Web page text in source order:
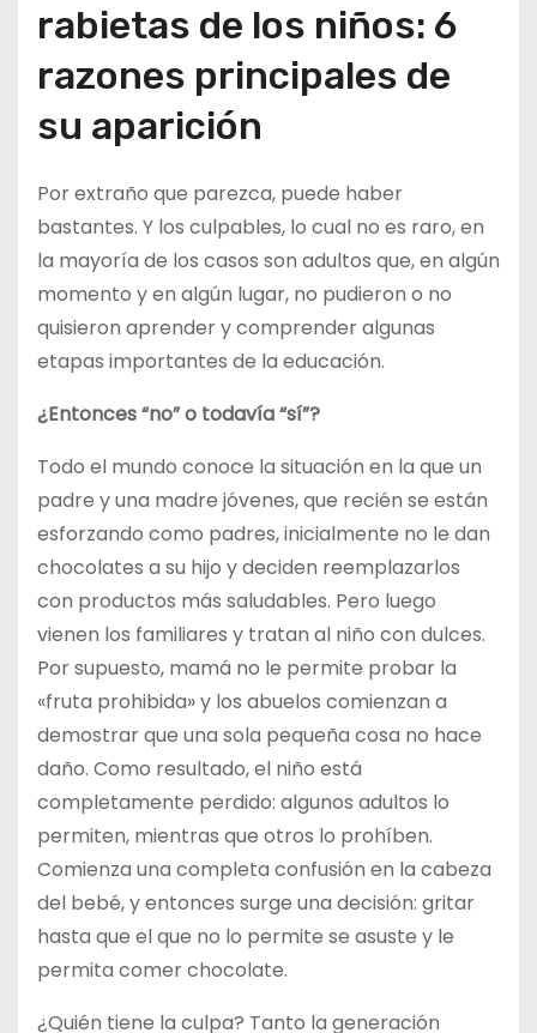
rabietas de los niños: 6
razones principales de
su aparición
Por extraño que parezca, puede haber
bastantes. Y los culpables, lo cual no es raro, en
la mayoría de los casos son adultos que, en algún
momento y en algún lugar, no pudieron o no
quisieron aprender y comprender algunas
etapas importantes de la educación.
¿Entonces “no” o todavía “sí”?
Todo el mundo conoce la situación en la que un
padre y una madre jóvenes, que recién se están
esforzando como padres, inicialmente no le dan
chocolates a su hijo y deciden reemplazarlos
con productos más saludables. Pero luego
vienen los familiares y tratan al niño con dulces.
Por supuesto, mamá no le permite probar la
«fruta prohibida» y los abuelos comienzan a
demostrar que una sola pequeña cosa no hace
daño. Como resultado, el niño está
completamente perdido: algunos adultos lo
permiten, mientras que otros lo prohíben.
Comienza una completa confusión en la cabeza
del bebé, y entonces surge una decisión: gritar
hasta que el que no lo permite se asuste y le
permita comer chocolate.
¿Quién tiene la culpa? Tanto la generación